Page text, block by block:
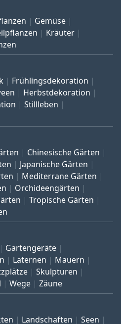
Gemüse
Kräuter
Frühlingsdekoration
Herbstdekoration
Stillleben
Chinesische Gärten
Japanische Gärten
Mediterrane Gärten
Orchideengärten
Tropische Gärten
Gartengeräte
Laternen
Mauern
Skulpturen
Wege Zäune
Landschaften Seen